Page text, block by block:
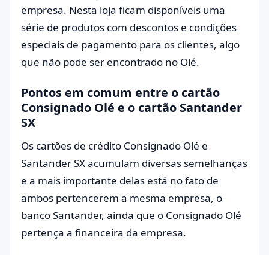
empresa. Nesta loja ficam disponíveis uma
série de produtos com descontos e condições
especiais de pagamento para os clientes, algo
que não pode ser encontrado no Olé.
Pontos em comum entre o cartão
Consignado Olé e o cartão Santander
SX
Os cartões de crédito Consignado Olé e
Santander SX acumulam diversas semelhanças
e a mais importante delas está no fato de
ambos pertencerem a mesma empresa, o
banco Santander, ainda que o Consignado Olé
pertença a financeira da empresa.